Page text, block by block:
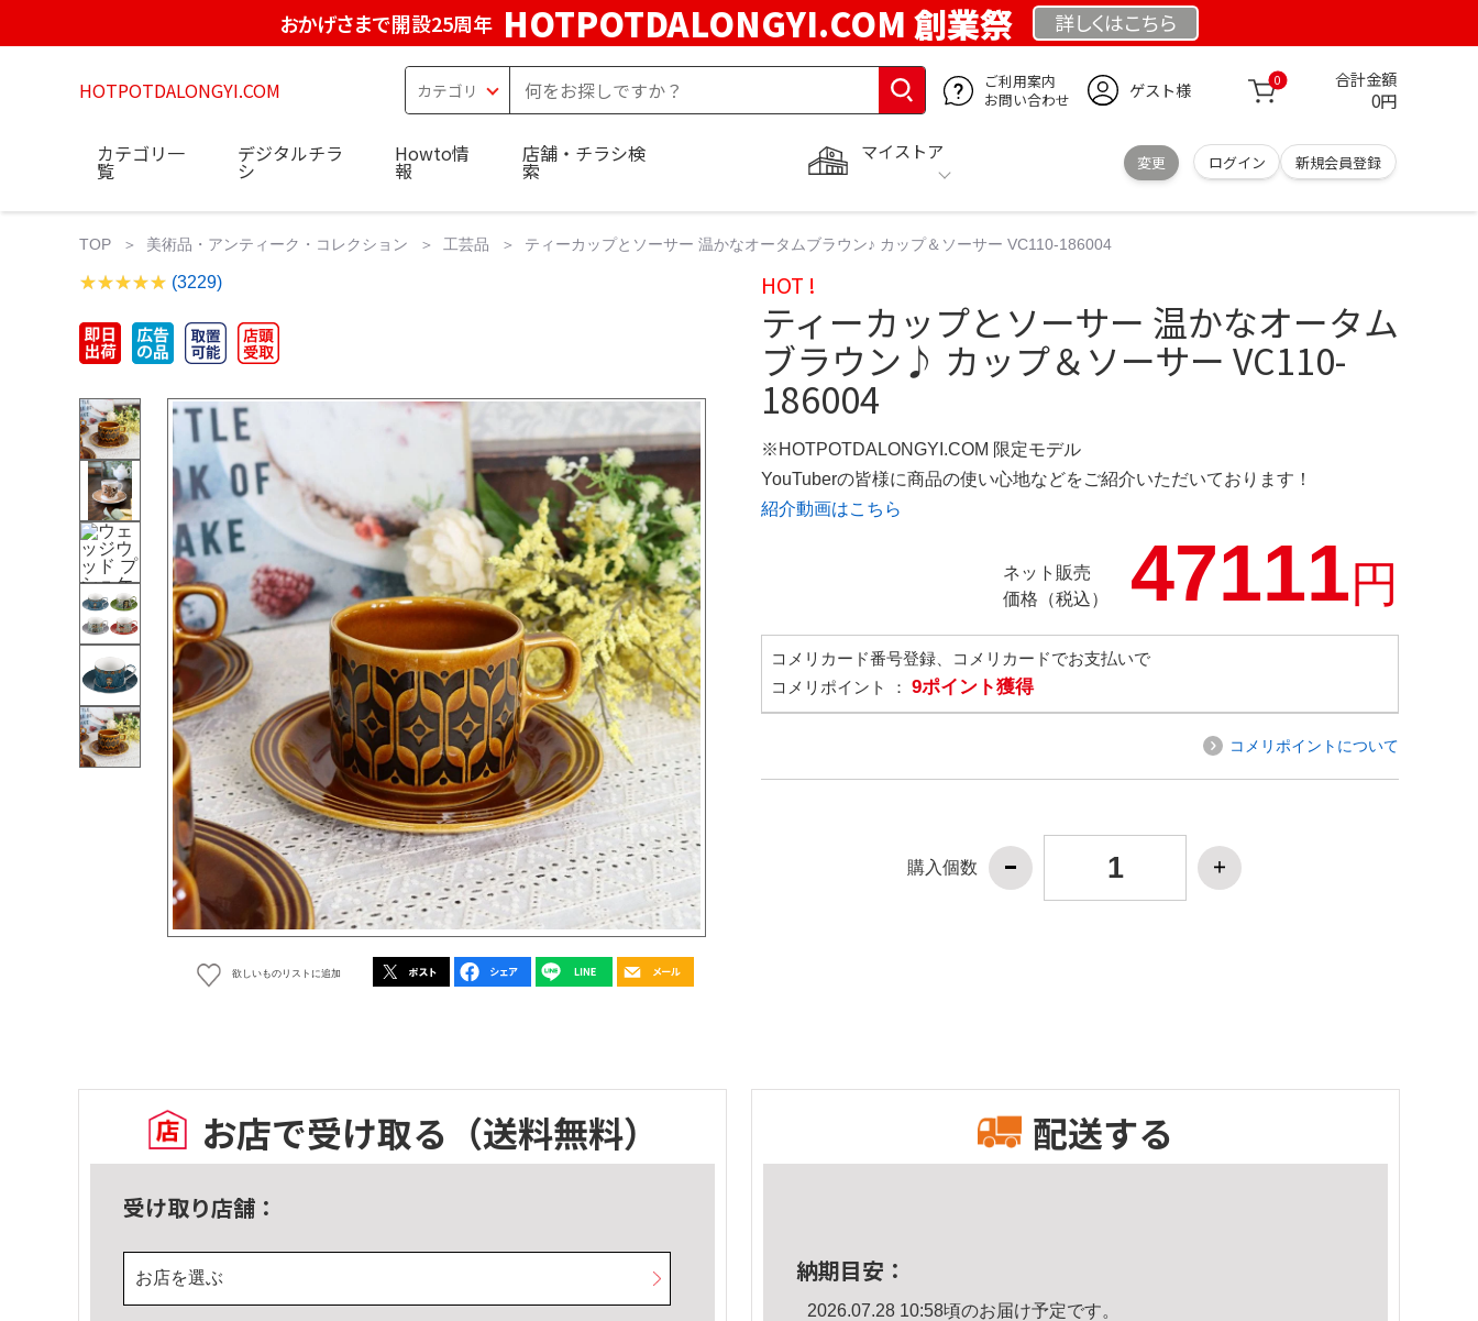
おかげさまで開設25周年 HOTPOTDALONGYI.COM 創業祭 詳しくはこちら
HOTPOTDALONGYI.COM
ご利用案内
お問い合わせ
ゲスト様 0 合計金額
0円
マイストア
変更 ログイン 新規会員登録
カテゴリ一
覧
デジタルチラ
シ
Howto情
報
店舗・チラシ検
索
TOP 美術品・アンティーク・コレクション 工芸品 ティーカップとソーサー 温かなオータムブラウン♪ カップ＆ソーサー VC110-186004
(3229)
欲しいものリストに追加
HOT !
ティーカップとソーサー 温かなオータム
ブラウン♪ カップ＆ソーサー VC110-
186004
※HOTPOTDALONGYI.COM 限定モデル
YouTuberの皆様に商品の使い心地などをご紹介いただいております！
紹介動画はこちら
ネット販売
価格（税込）
47111円
コメリカード番号登録、コメリカードでお支払いで
コメリポイント ： 9ポイント獲得
コメリポイントについて
購入個数
お店で受け取る （送料無料）
受け取り店舗：
お店を選ぶ
配送する
納期目安：
2026.07.28 10:58頃のお届け予定です。